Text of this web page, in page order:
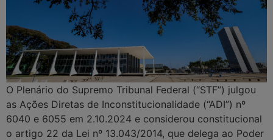
O Plenário do Supremo Tribunal Federal (“STF”) julgou
as Ações Diretas de Inconstitucionalidade (“ADI”) nº
6040 e 6055 em 2.10.2024 e considerou constitucional
o artigo 22 da Lei nº 13.043/2014, que delega ao Poder